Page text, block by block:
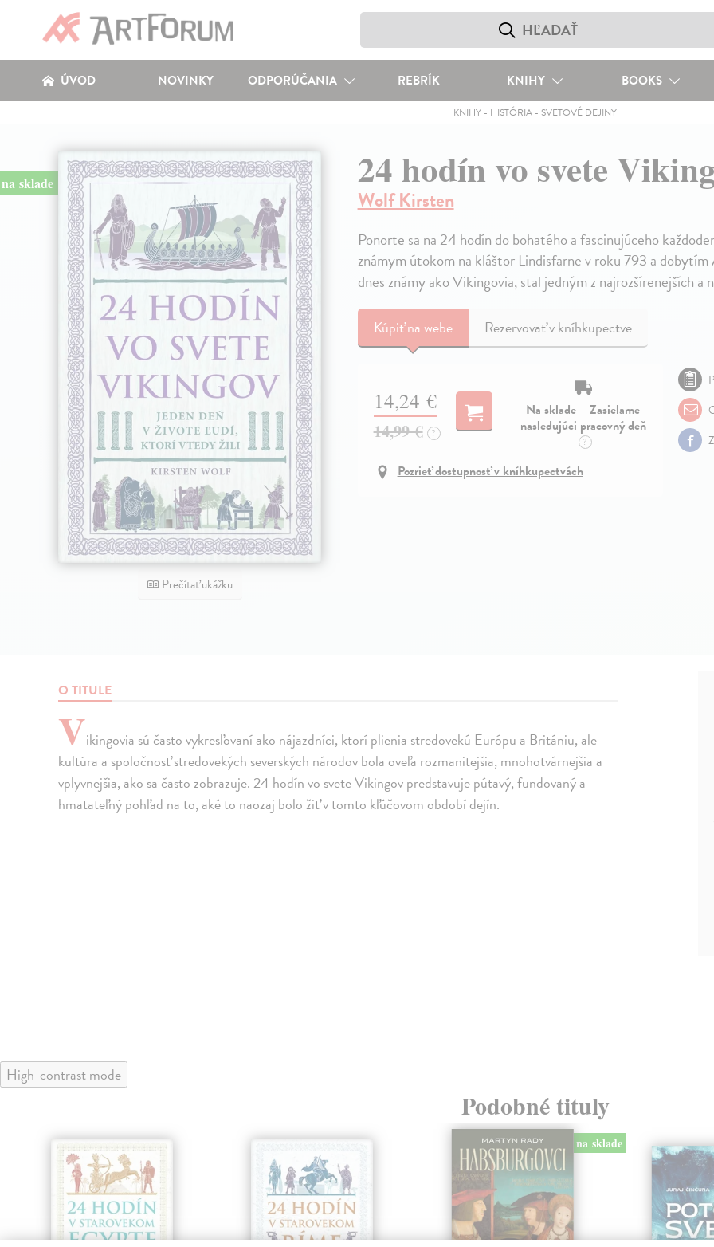
ÚVOD NOVINKY ODPORÚČANIA REBRÍK KNIHY BOOKS
KNIHY - HISTÓRIA - SVETOVÉ DEJINY
na sklade
Prečítať ukážku
24 hodín vo svete
Wolf Kirsten
Ponorte sa na 24 hodín do bohatého a fascinujúceho
známym útokom na kláštor Lindisfarne v roku 793 a
dnes známy ako Vikingovia, stal jedným z najrozšírenejších
Kúpiťna webe Rezervovať v kníhkupectve
14,24 €
14,99 € ?
Na sklade – Zasielame
nasledujúci pracovný deň
?
Pozrieť dostupnosť v kníhkupectvách
O TITULE
Vikingovia sú často vykresľovaní ako nájazdníci, ktorí plienia stredovekú Európu a Britániu, ale
kultúra a spoločnosť stredovekých severských národov bola oveľa rozmanitejšia, mnohotvárnejšia a
vplyvnejšia, ako sa často zobrazuje. 24 hodín vo svete Vikingov predstavuje pútavý, fundovaný a
hmatateľný pohľad na to, aké to naozaj bolo žiť v tomto kľúčovom období dejín.
High-contrast mode
Podobné tituly
na sklade